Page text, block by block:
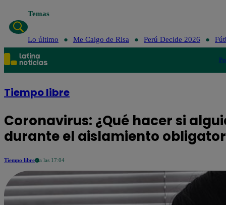
Temas
Lo último Me Caigo de Risa Perú Decide 2026
Tiempo libre
Coronavirus: ¿Qué hacer si
durante el aislamiento
Tiempo libre a las 17:04